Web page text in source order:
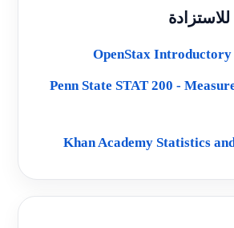
OpenStax Introductory
Penn State STAT 200 -
Khan Academy Statistics